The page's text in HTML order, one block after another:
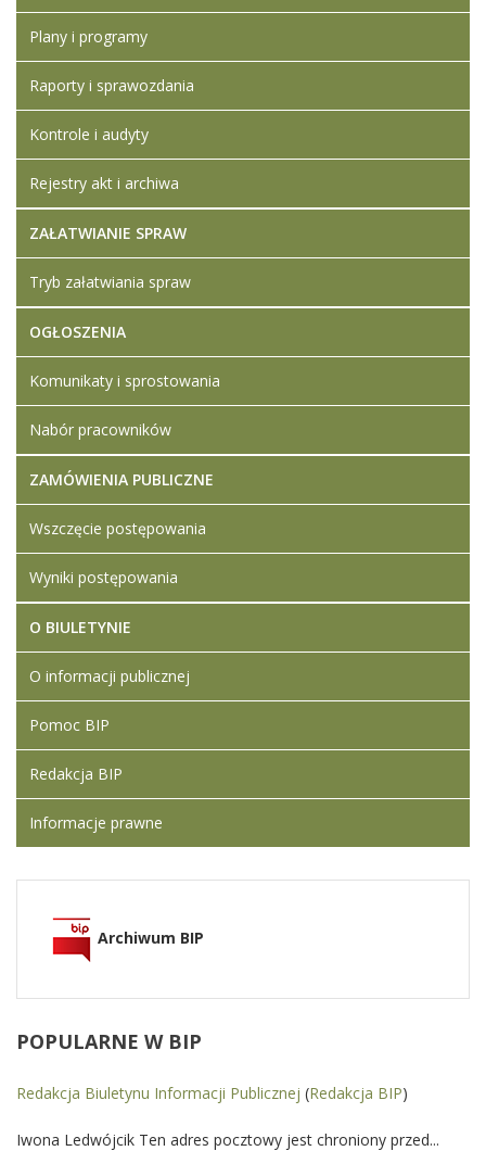
Plany i programy
Raporty i sprawozdania
Kontrole i audyty
Rejestry akt i archiwa
ZAŁATWIANIE SPRAW
Tryb załatwiania spraw
OGŁOSZENIA
Komunikaty i sprostowania
Nabór pracowników
ZAMÓWIENIA PUBLICZNE
Wszczęcie postępowania
Wyniki postępowania
O BIULETYNIE
O informacji publicznej
Pomoc BIP
Redakcja BIP
Informacje prawne
Archiwum BIP
POPULARNE W BIP
Redakcja Biuletynu Informacji Publicznej (Redakcja BIP)
Iwona Ledwójcik Ten adres pocztowy jest chroniony przed...